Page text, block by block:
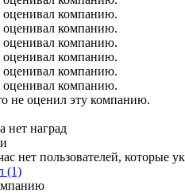
оценивал компанию.
оценивал компанию.
оценивал компанию.
оценивал компанию.
оценивал компанию.
оценивал компанию.
не оценил эту компанию.
нет наград
нет пользователей, которые
(1)